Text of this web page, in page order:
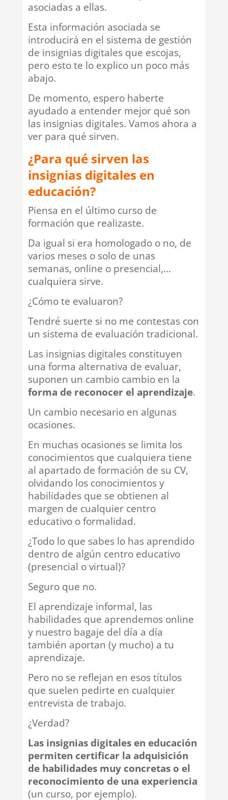
asociadas a ellas.
Esta información asociada se
introducirá en el sistema de gestión
de insignias digitales que escojas,
pero esto te lo explico un poco más
abajo.
De momento, espero haberte
ayudado a entender mejor qué son
las insignias digitales. Vamos ahora a
ver para qué sirven.
¿Para qué sirven las
insignias digitales en
educación?
Piensa en el último curso de
formación que realizaste.
Da igual si era homologado o no, de
varios meses o solo de unas
semanas, online o presencial,…
cualquiera sirve.
¿Cómo te evaluaron?
Tendré suerte si no me contestas con
un sistema de evaluación tradicional.
Las insignias digitales constituyen
una forma alternativa de evaluar,
suponen un cambio cambio en la
forma de reconocer el aprendizaje.
Un cambio necesario en algunas
ocasiones.
En muchas ocasiones se limita los
conocimientos que cualquiera tiene
al apartado de formación de su CV,
olvidando los conocimientos y
habilidades que se obtienen al
margen de cualquier centro
educativo o formalidad.
¿Todo lo que sabes lo has aprendido
dentro de algún centro educativo
(presencial o virtual)?
Seguro que no.
El aprendizaje informal, las
habilidades que aprendemos online
y nuestro bagaje del día a día
también aportan (y mucho) a tu
aprendizaje.
Pero no se reflejan en esos títulos
que suelen pedirte en cualquier
entrevista de trabajo.
¿Verdad?
Las insignias digitales en educación
permiten certificar la adquisición
de habilidades muy concretas o el
reconocimiento de una experiencia
(un curso, por ejemplo).